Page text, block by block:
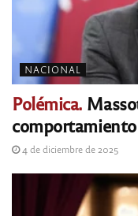
NACIONAL
Polémica.
4 de diciembre de 2025